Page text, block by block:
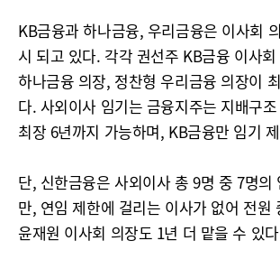
KB금융과 하나금융, 우리금융은 이사회
시 되고 있다. 각각 권선주 KB금융 이사
하나금융 의장, 정찬형 우리금융 의장이
다. 사외이사 임기는 금융지주는 지배구
최장 6년까지 가능하며, KB금융만 임기
단, 신한금융은 사외이사 총 9명 중 7명의
만, 연임 제한에 걸리는 이사가 없어 전원
윤재원 이사회 의장도 1년 더 맡을 수 있